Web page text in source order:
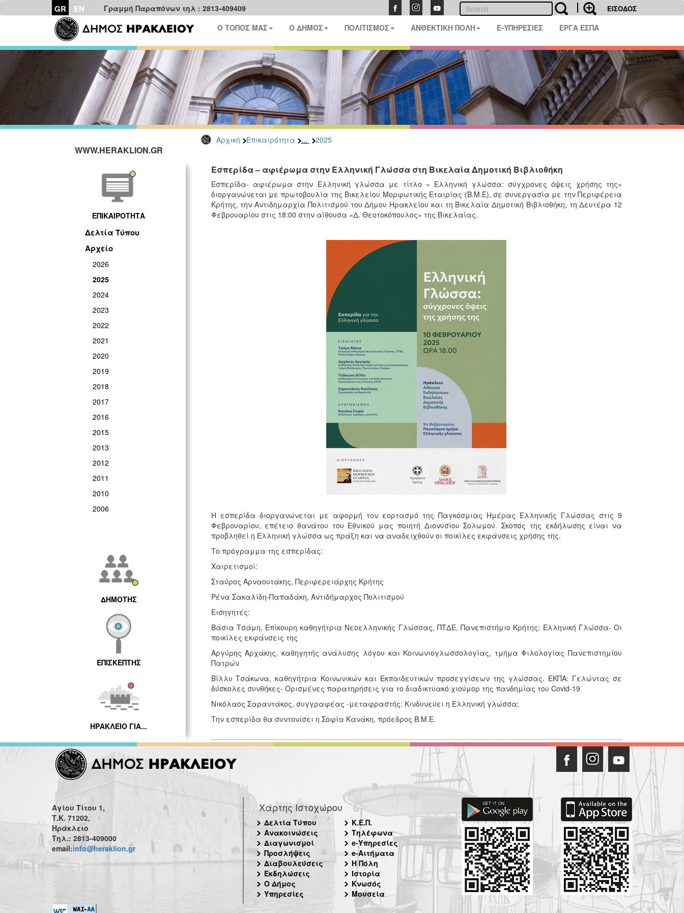
GR EN Γραμμή Παραπόνων τηλ : 2813-409409 ΕΙΣΟΔΟΣ
Ο ΤΟΠΟΣ ΜΑΣ Ο ΔΗΜΟΣ ΠΟΛΙΤΙΣΜΟΣ ΑΝΘΕΚΤΙΚΗ ΠΟΛΗ E-ΥΠΗΡΕΣΙΕΣ ΕΡΓΑ ΕΣΠΑ
Αρχική Επικαιρότητα ... 2025
WWW.HERAKLION.GR
ΕΠΙΚΑΙΡΟΤΗΤΑ
Δελτία Τύπου
Αρχείο
2026
2025
2024
2023
2022
2021
2020
2019
2018
2017
2016
2015
2013
2012
2011
2010
2006
ΔΗΜΟΤΗΣ
ΕΠΙΣΚΕΠΤΗΣ
ΗΡΑΚΛΕΙΟ ΓΙΑ...
Εσπερίδα – αφιέρωμα στην Ελληνική Γλώσσα στη Βικελαία Δημοτική Βιβλιοθήκη
Εσπερίδα- αφιέρωμα στην Ελληνική γλώσσα με τίτλο « Ελληνική γλώσσα: σύγχρονες όψεις χρήσης της»
διοργανώνεται με πρωτοβουλία της Βικελείου Μορφωτικής Εταιρίας (Β.Μ.Ε), σε συνεργασία με την Περιφέρεια
Κρήτης, την Αντιδημαρχία Πολιτισμού του Δήμου Ηρακλείου και τη Βικελαία Δημοτική Βιβλιοθήκη, τη Δευτέρα 12
Φεβρουαρίου στις 18:00 στην αίθουσα «Δ. Θεοτοκόπουλος» της Βικελαίας.
Η εσπερίδα διοργανώνεται με αφορμή τον εορτασμό της Παγκόσμιας Ημέρας Ελληνικής Γλώσσας στις 9
Φεβρουαρίου, επέτειο θανάτου του Εθνικού μας ποιητή Διονυσίου Σολωμού. Σκοπός της εκδήλωσης είναι να
προβληθεί η Ελληνική γλώσσα ως πράξη και να αναδειχθούν οι ποικίλες εκφάνσεις χρήσης της.
Το πρόγραμμα της εσπερίδας:
Χαιρετισμοί:
Σταύρος Αρναουτάκης, Περιφερειάρχης Κρήτης
Ρένα Σακαλίδη-Παπαδάκη, Αντιδήμαρχος Πολιτισμού
Εισηγητές:
Βάσια Τσάμη, Επίκουρη καθηγήτρια Νεοελληνικής Γλώσσας, ΠΤΔΕ, Πανεπιστήμιο Κρήτης: Ελληνική Γλώσσα- Oι
ποικίλες εκφάνσεις της
Αργύρης Αρχάκης, καθηγητής ανάλυσης λόγου και Κοινωνιογλωσσολογίας, τμήμα Φιλολογίας Πανεπιστημίου
Πατρών
Βίλλυ Τσάκωνα, καθηγήτρια Κοινωνικών και Εκπαιδευτικών προσεγγίσεων της γλώσσας. ΕΚΠΑ: Γελώντας σε
δύσκολες συνθήκες- Ορισμένες παρατηρήσεις για το διαδικτυακό χιούμορ της πανδημίας του Covid-19
Νικόλαος Σαραντάκος, συγγραφέας -μεταφραστής: Κινδυνεύει η Ελληνική γλώσσα;
Την εσπερίδα θα συντονίσει η Σοφία Κανάκη, πρόεδρος Β.Μ.Ε.
Αγίου Τίτου 1,
Τ.Κ. 71202,
Ηράκλειο
Τηλ.: 2813-409000
email:info@heraklion.gr
Χάρτης Ιστοχώρου
Δελτία Τύπου
Ανακοινώσεις
Διαγωνισμοί
Προσλήψεις
Διαβουλεύσεις
Εκδηλώσεις
Ο Δήμος
Υπηρεσίες
Κ.Ε.Π.
Τηλέφωνα
e-Υπηρεσίες
e-Αιτήματα
Η Πόλη
Ιστορία
Κνωσός
Μουσεία